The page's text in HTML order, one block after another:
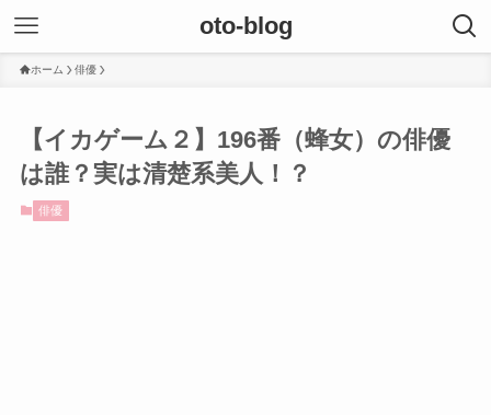
oto-blog
ホーム 俳優
【イカゲーム２】196番（蜂女）の俳優
は誰？実は清楚系美人！？
俳優